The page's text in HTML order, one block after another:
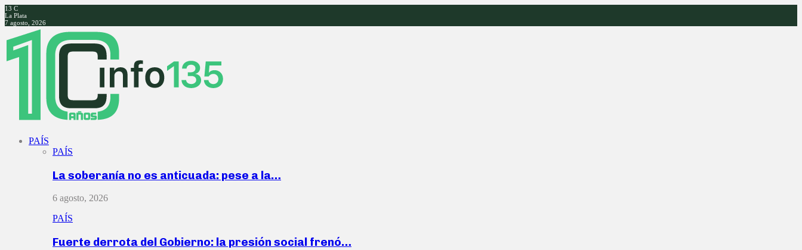
13 C
La Plata
7 agosto, 2026
Facebook
Twitter
Instagram
Youtube
PAÍS
PAÍS
La soberanía no es anticuada: pese a la…
6 agosto, 2026
PAÍS
Fuerte derrota del Gobierno: la presión social frenó…